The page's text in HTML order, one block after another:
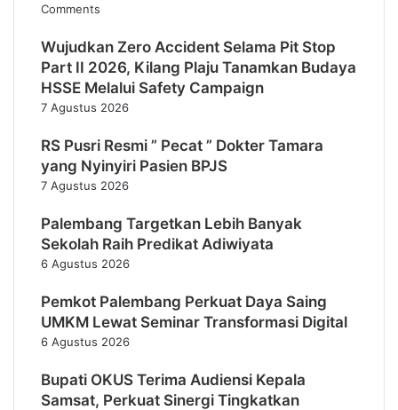
Comments
Wujudkan Zero Accident Selama Pit Stop
Part II 2026, Kilang Plaju Tanamkan Budaya
HSSE Melalui Safety Campaign
7 Agustus 2026
RS Pusri Resmi ” Pecat ” Dokter Tamara
yang Nyinyiri Pasien BPJS
7 Agustus 2026
Palembang Targetkan Lebih Banyak
Sekolah Raih Predikat Adiwiyata
6 Agustus 2026
Pemkot Palembang Perkuat Daya Saing
UMKM Lewat Seminar Transformasi Digital
6 Agustus 2026
Bupati OKUS Terima Audiensi Kepala
Samsat, Perkuat Sinergi Tingkatkan